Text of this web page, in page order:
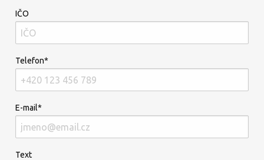
IČO
Telefon*
E-mail*
Text